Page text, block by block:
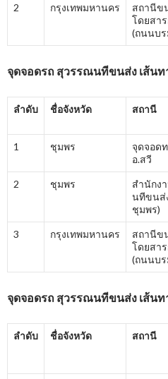
2 กรุงเทพมหานคร
สถานีข
โดยสา
(ถนนบ
จุดจอดรถ สุวรรณนทีขนส่ง เส้นท
ลำดับ ชื่อจังหวัด สถานี
1 ชุมพร
จุดจอด
อ.สวี
2 ชุมพร
สำนักง
นทีขนส่
ชุมพร)
3 กรุงเทพมหานคร
สถานีข
โดยสา
(ถนนบ
จุดจอดรถ สุวรรณนทีขนส่ง เส้นท
ลำดับ ชื่อจังหวัด สถานี